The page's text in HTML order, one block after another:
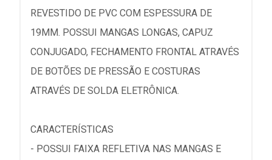
REVESTIDO DE PVC COM ESPESSURA DE
19MM. POSSUI MANGAS LONGAS, CAPUZ
CONJUGADO, FECHAMENTO FRONTAL ATRAVÉS
DE BOTÕES DE PRESSÃO E COSTURAS
ATRAVÉS DE SOLDA ELETRÔNICA.
CARACTERÍSTICAS
- POSSUI FAIXA REFLETIVA NAS MANGAS E